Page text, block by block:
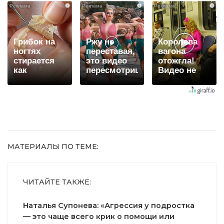
когда их не
видят...
долго
i
Грибок на
ногтях
стирается
как
ластиком!
i
Ржу не
переставая,
это видео
пересмотришь
не раз
i
Королева
вагона
отожгла!
Видео не
оставит
равнодушным
МАТЕРИАЛЫ ПО ТЕМЕ:
ЧИТАЙТЕ ТАКЖЕ:
Наталья Супонева: «Агрессия у подростка
— это чаще всего крик о помощи или